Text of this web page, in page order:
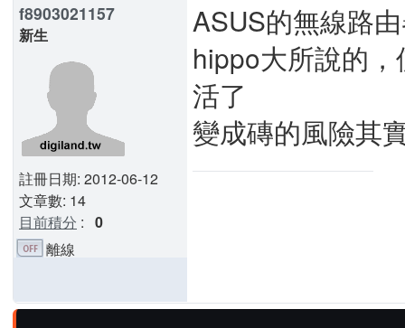
f8903021157
新生
註冊日期: 2012-06-12
文章數: 14
目前積分 : 0
ASUS的無線路
hippo大所說的
活了
變成磚的風險其
離線